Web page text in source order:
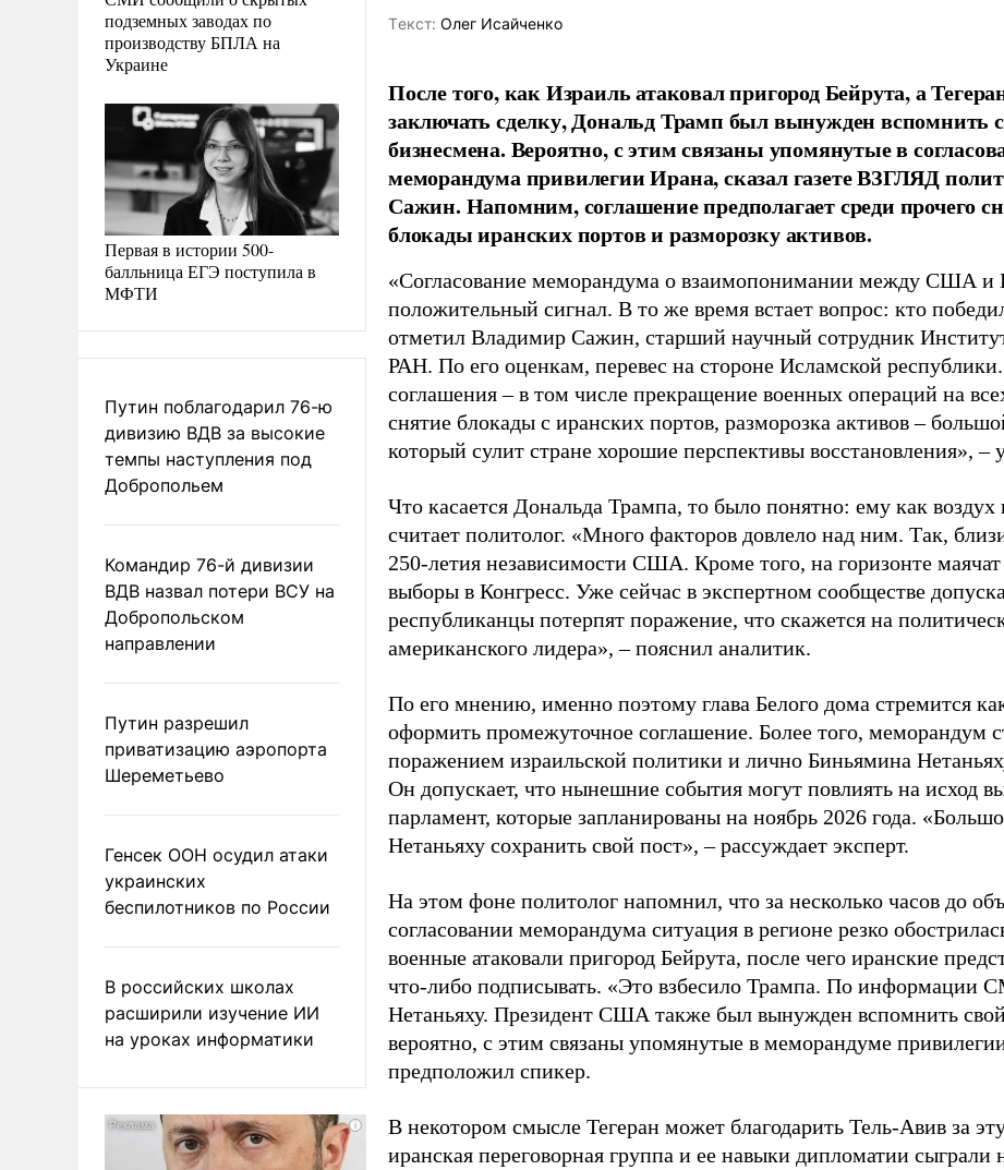
подземных заводах по
производству БПЛА на
Украине
Первая в истории 500-
балльница ЕГЭ поступила в
МФТИ
Путин поблагодарил 76-ю
дивизию ВДВ за высокие
темпы наступления под
Добропольем
Командир 76-й дивизии
ВДВ назвал потери ВСУ на
Добропольском
направлении
Путин разрешил
приватизацию аэропорта
Шереметьево
Генсек ООН осудил атаки
украинских
беспилотников по России
В российских школах
расширили изучение ИИ
на уроках информатики
Tекст: Олег Исайченко
После того, как Израиль атаковал пригород Бейрута, а
заключать сделку, Дональд Трамп был вынужден вспомнить
бизнесмена. Вероятно, с этим связаны упомянутые в
меморандума привилегии Ирана, сказал газете ВЗГЛЯД
Сажин. Напомним, соглашение предполагает среди прочего
блокады иранских портов и разморозку активов.
«Согласование меморандума о взаимопонимании между США и
положительный сигнал. В то же время встает вопрос: кто
отметил Владимир Сажин, старший научный сотрудник
РАН. По его оценкам, перевес на стороне Исламской
соглашения – в том числе прекращение военных операций на
снятие блокады с иранских портов, разморозка активов –
который сулит стране хорошие перспективы восстановления», –
Что касается Дональда Трампа, то было понятно: ему как воздух
считает политолог. «Много факторов довлело над ним. Так,
250-летия независимости США. Кроме того, на горизонте
выборы в Конгресс. Уже сейчас в экспертном сообществе
республиканцы потерпят поражение, что скажется на
американского лидера», – пояснил аналитик.
По его мнению, именно поэтому глава Белого дома стремится
оформить промежуточное соглашение. Более того, меморандум
поражением израильской политики и лично Биньямина
Он допускает, что нынешние события могут повлиять на исход
парламент, которые запланированы на ноябрь 2026 года.
Нетаньяху сохранить свой пост», – рассуждает эксперт.
На этом фоне политолог напомнил, что за несколько часов до
согласовании меморандума ситуация в регионе резко
военные атаковали пригород Бейрута, после чего иранские
что-либо подписывать. «Это взбесило Трампа. По информации
Нетаньяху. Президент США также был вынужден вспомнить
вероятно, с этим связаны упомянутые в меморандуме
предположил спикер.
В некотором смысле Тегеран может благодарить Тель-Авив за
иранская переговорная группа и ее навыки дипломатии